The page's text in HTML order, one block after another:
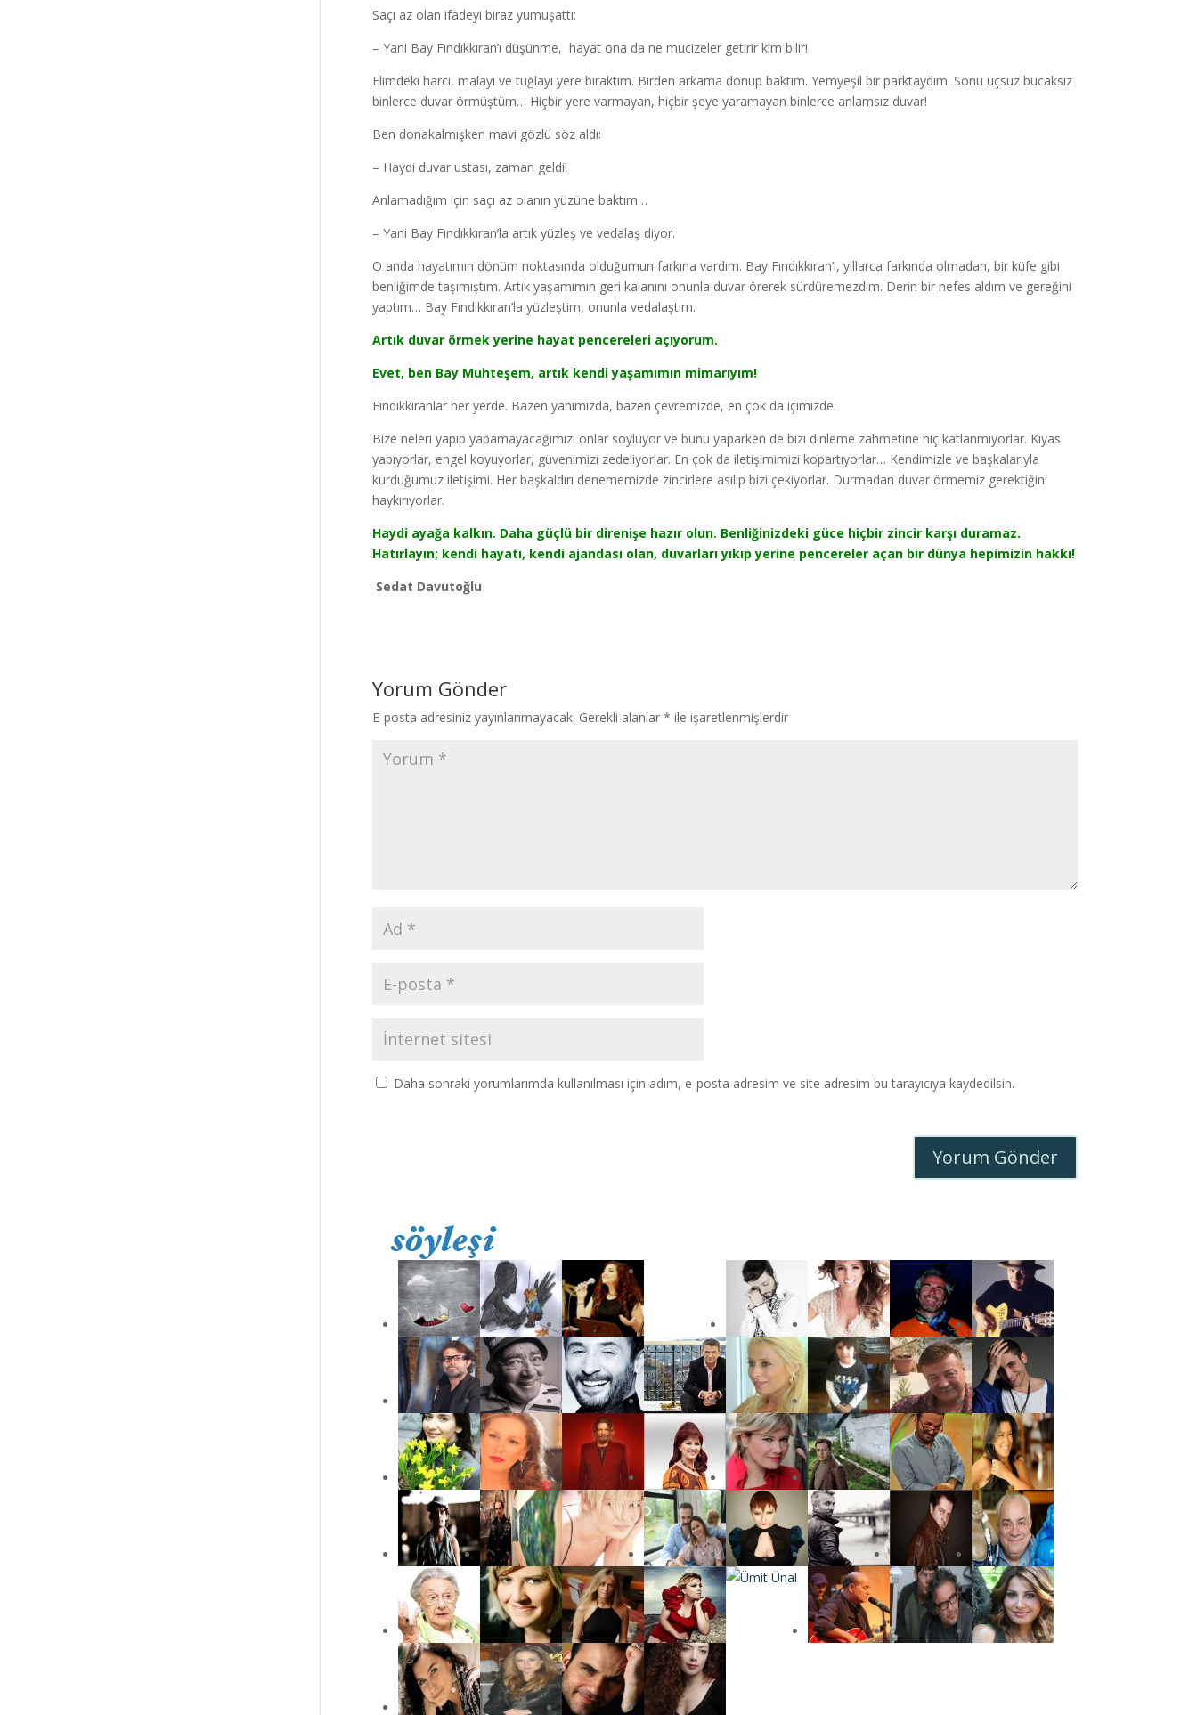
Saçı az olan ifadeyi biraz yumuşattı:
– Yani Bay Fındıkkıran’ı düşünme, hayat ona da ne mucizeler getirir kim bilir!
Elimdeki harcı, malayı ve tuğlayı yere bıraktım. Birden arkama dönüp baktım. Yemyeşil bir parktaydım. Sonu uçsuz bucaksız
binlerce duvar örmüştüm… Hiçbir yere varmayan, hiçbir şeye yaramayan binlerce anlamsız duvar!
Ben donakalmışken mavi gözlü söz aldı:
– Haydi duvar ustası, zaman geldi!
Anlamadığım için saçı az olanın yüzüne baktım…
– Yani Bay Fındıkkıran’la artık yüzleş ve vedalaş diyor.
O anda hayatımın dönüm noktasında olduğumun farkına vardım. Bay Fındıkkıran’ı, yıllarca farkında olmadan, bir küfe gibi
benliğimde taşımıştım. Artık yaşamımın geri kalanını onunla duvar örerek sürdüremezdim. Derin bir nefes aldım ve gereğini
yaptım… Bay Fındıkkıran’la yüzleştim, onunla vedalaştım.
Artık duvar örmek yerine hayat pencereleri açıyorum.
Evet, ben Bay Muhteşem, artık kendi yaşamımın mimarıyım!
Fındıkkıranlar her yerde. Bazen yanımızda, bazen çevremizde, en çok da içimizde.
Bize neleri yapıp yapamayacağımızı onlar söylüyor ve bunu yaparken de bizi dinleme zahmetine hiç katlanmıyorlar. Kıyas
yapıyorlar, engel koyuyorlar, güvenimizi zedeliyorlar. En çok da iletişimimizi kopartıyorlar… Kendimizle ve başkalarıyla
kurduğumuz iletişimi. Her başkaldırı denememizde zincirlere asılıp bizi çekiyorlar. Durmadan duvar örmemiz gerektiğini
haykırıyorlar.
Haydi ayağa kalkın. Daha güçlü bir direnişe hazır olun. Benliğinizdeki güce hiçbir zincir karşı duramaz.
Hatırlayın; kendi hayatı, kendi ajandası olan, duvarları yıkıp yerine pencereler açan bir dünya hepimizin hakkı!
Sedat Davutoğlu
Yorum Gönder
E-posta adresiniz yayınlanmayacak. Gerekli alanlar * ile işaretlenmişlerdir
Daha sonraki yorumlarımda kullanılması için adım, e-posta adresim ve site adresim bu tarayıcıya kaydedilsin.